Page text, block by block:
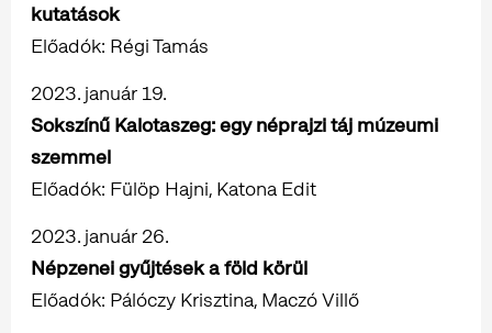
kutatások
Előadók: Régi Tamás
2023. január 19.
Sokszínű Kalotaszeg: egy néprajzi táj múzeumi
szemmel
Előadók: Fülöp Hajni, Katona Edit
2023. január 26.
Népzenei gyűjtések a föld körül
Előadók: Pálóczy Krisztina, Maczó Villő